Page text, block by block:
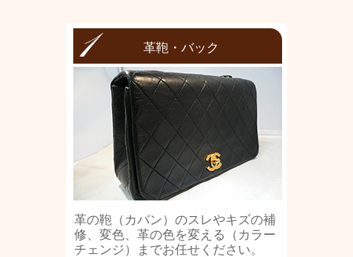
革鞄・バック
革の鞄（カバン）のスレやキズの補
修、変色、革の色を変える（カラー
チェンジ）までお任せください。